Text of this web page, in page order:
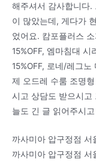
해주셔서 감사합니다.
이 많았는데, 게다가
었어요. 캄포플러스
15%OFF, 엠마침대 시
15%OFF, 로네/레그노
제 오드레 수룸 조명
시고 상담도 받으시고
늘도 긴 글 읽어주시
까사미아 압구정점 서
까사미아 압구정점 서